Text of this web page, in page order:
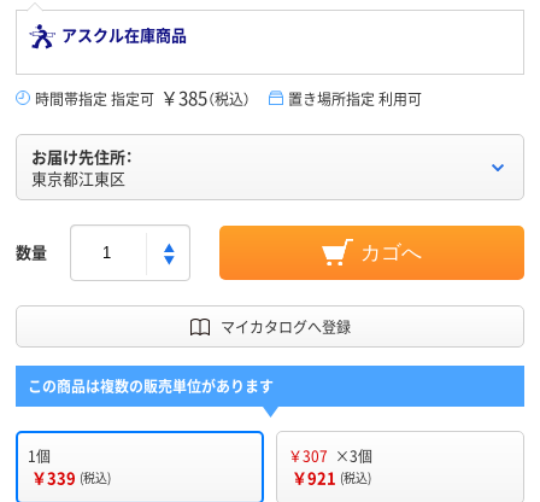
アスクル在庫商品
時間帯指定 指定可 ￥385（税込） 置き場所指定 利用可
お届け先住所：
東京都江東区
数量 カゴへ
マイカタログへ登録
この商品は複数の販売単位があります
1個
￥339 (税込)
￥307 ×3個
￥921 (税込)